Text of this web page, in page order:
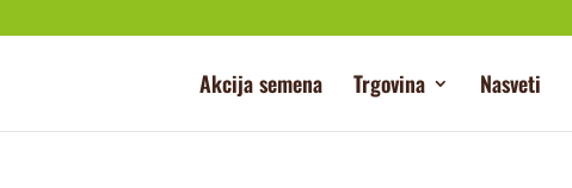
Akcija semena Trgovina Nasveti